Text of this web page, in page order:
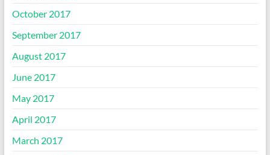
October 2017
September 2017
August 2017
June 2017
May 2017
April 2017
March 2017